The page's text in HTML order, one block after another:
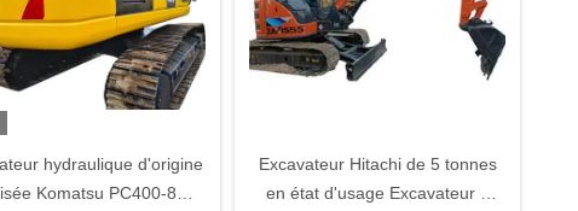
hydraulique d'origine
Komatsu PC400-8
Excavateur Hitachi de 5 tonnes
en état d'usage Excavateur à